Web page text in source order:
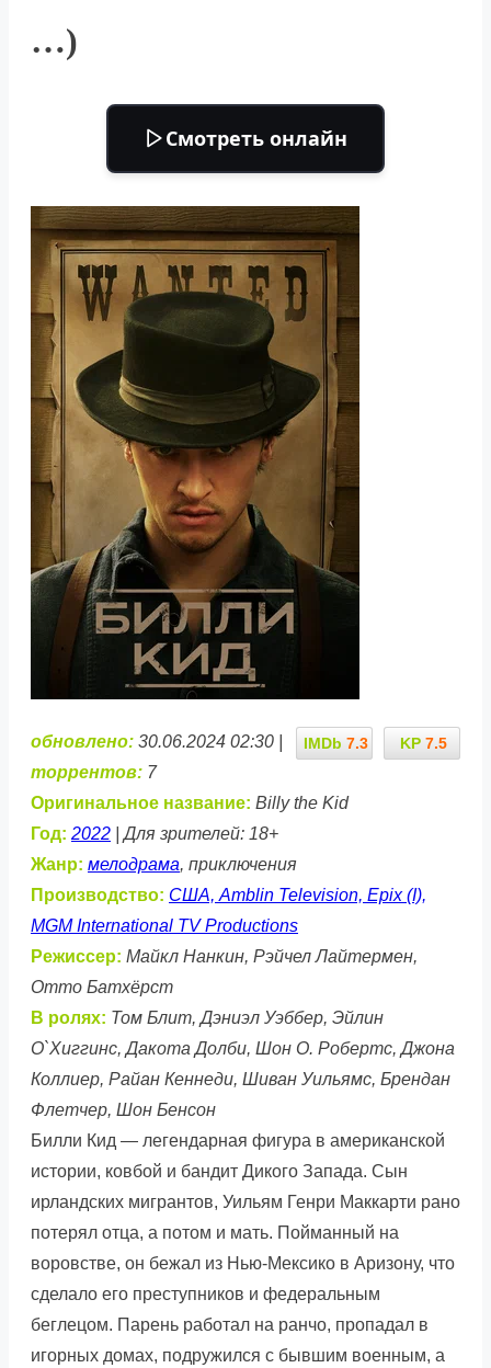
…)
Смотреть онлайн
KP 7.5
IMDb 7.3
обновлено: 30.06.2024 02:30 |
торрентов: 7
Оригинальное название: Billy the Kid
Год: 2022 | Для зрителей: 18+
Жанр: мелодрама, приключения
Производство: США, Amblin Television, Epix (I),
MGM International TV Productions
Режиссер: Майкл Нанкин, Рэйчел Лайтермен,
Отто Батхёрст
В ролях: Том Блит, Дэниэл Уэббер, Эйлин
О`Хиггинс, Дакота Долби, Шон О. Робертс, Джона
Коллиер, Райан Кеннеди, Шиван Уильямс, Брендан
Флетчер, Шон Бенсон
Билли Кид — легендарная фигура в американской
истории, ковбой и бандит Дикого Запада. Сын
ирландских мигрантов, Уильям Генри Маккарти рано
потерял отца, а потом и мать. Пойманный на
воровстве, он бежал из Нью-Мексико в Аризону, что
сделало его преступников и федеральным
беглецом. Парень работал на ранчо, пропадал в
игорных домах, подружился с бывшим военным, а